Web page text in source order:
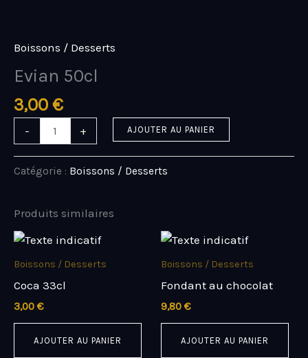
contenu
Boissons / Desserts
Evian 50cl
3,00 €
-
Evian
+ AJOUTER AU PANIER
Catégorie : Boissons / Desserts
Produits similaires
Boissons / Desserts
Coca 33cl
3,00 €
AJOUTER AU PANIER
Boissons / Desserts
Fondant au chocolat
9,80 €
AJOUTER AU PANIER